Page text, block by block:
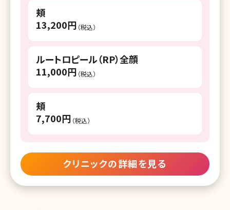
湘南美容クリニック 浜松院
湘南美容クリニック 名古屋院
湘南美容クリニック 名古屋栄院
湘南美容クリニック 豊田院
湘南美容クリニック 四日市院
頬
13,200円 （税込）
ルートロピール（RP）全顔
11,000円 （税込）
頬
7,700円 （税込）
クリニックの詳細を見る